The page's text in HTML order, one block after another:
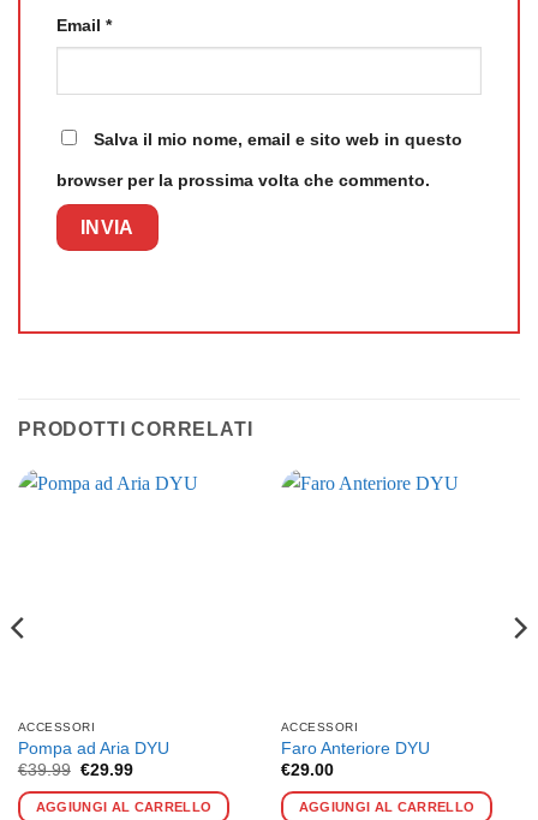
Email *
Salva il mio nome, email e sito web in questo
browser per la prossima volta che commento.
PRODOTTI CORRELATI
ACCESSORI
Pompa ad Aria DYU
€39.99 Il
originale
era:
€29.99Il
attuale
è:
AGGIUNGI AL CARRELLO
ACCESSORI
Faro Anteriore DYU
€29.00
AGGIUNGI AL CARRELLO